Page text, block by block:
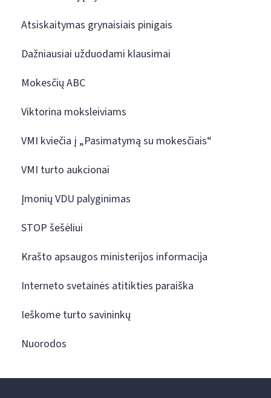
Atsiskaitymas grynaisiais pinigais
Dažniausiai užduodami klausimai
Mokesčių ABC
Viktorina moksleiviams
VMI kviečia į „Pasimatymą su mokesčiais“
VMI turto aukcionai
Įmonių VDU palyginimas
STOP šešėliui
Krašto apsaugos ministerijos informacija
Interneto svetainės atitikties paraiška
Ieškome turto savininkų
Nuorodos